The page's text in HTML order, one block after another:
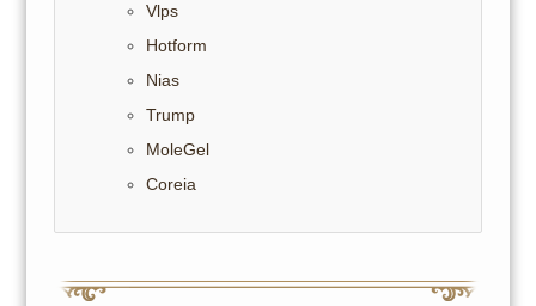
Vlps
Hotform
Nias
Trump
MoleGel
Coreia